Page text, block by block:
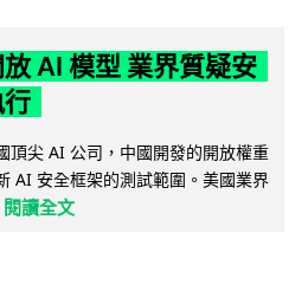
AI 模型 業界質疑安
頂尖 AI 公司，中國開發的開放權重
AI 安全框架的測試範圍。美國業界
閱讀全文